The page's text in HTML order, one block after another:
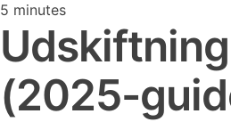
5 minutes
(2025-